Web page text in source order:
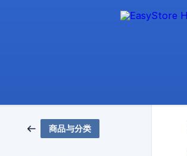
商品与分类